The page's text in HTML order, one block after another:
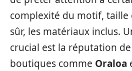
complexité du motif, taille
sûr, les matériaux inclus.
crucial est la réputation
boutiques comme Oraloa